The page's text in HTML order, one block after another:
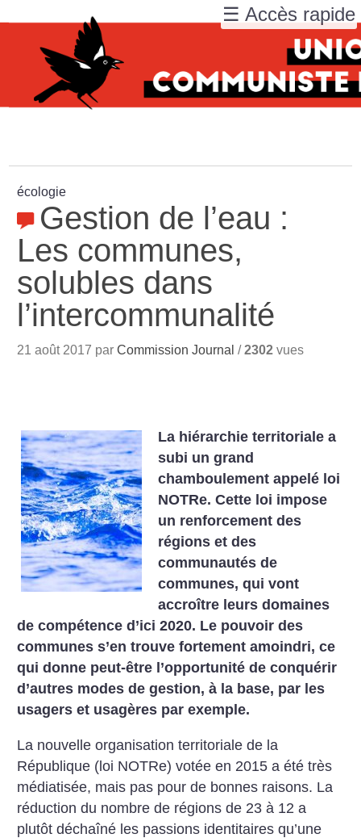
écologie
Gestion de l’eau :
Les communes,
solubles dans
l’intercommunalité
21 août 2017 parCommission Journal /2302 vues
La hiérarchie territoriale a
subi un grand
chamboulement appelé loi
NOTRe. Cette loi impose
un renforcement des
régions et des
communautés de
communes, qui vont
accroître leurs domaines
de compétence d’ici 2020. Le pouvoir des
communes s’en trouve fortement amoindri, ce
qui donne peut-être l’opportunité de conquérir
d’autres modes de gestion, à la base, par les
usagers et usagères par exemple.
La nouvelle organisation territoriale de la
République (loi NOTRe) votée en 2015 a été très
médiatisée, mais pas pour de bonnes raisons. La
réduction du nombre de régions de 23 à 12 a
plutôt déchaîné les passions identitaires qu’une
☰ Accès rapide